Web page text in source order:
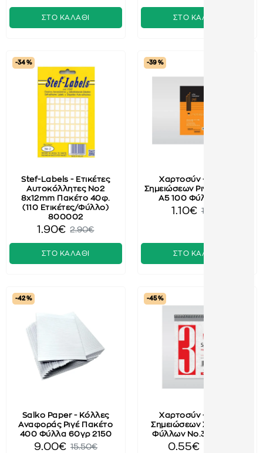
ΣΤΟ ΚΑΛΑΘΙ ΣΤΟ ΚΑΛΑΘΙ
-34 %
Stef-Labels - Ετικέτες
Αυτοκόλλητες No2
8x12mm Πακέτο 40φ.
(110 Ετικέτες/Φύλλο)
800002
1.90€ 2.90€
ΣΤΟ ΚΑΛΑΘΙ
-39 %
Χαρτοσύν - Μπλοκ
Σημειώσεων Ριγέ Κολλητό
A5 100 Φύλλα 808
1.10€ 1.80€
ΣΤΟ ΚΑΛΑΘΙ
-42 %
Salko Paper - Κόλλες
Αναφοράς Ριγέ Πακέτο
400 Φύλλα 60γρ 2150
9.00€ 15.50€
-45 %
Χαρτοσύν - Μπλοκ
Σημειώσεων Σπιράλ 50
Φύλλων No.3 600863
0.55€